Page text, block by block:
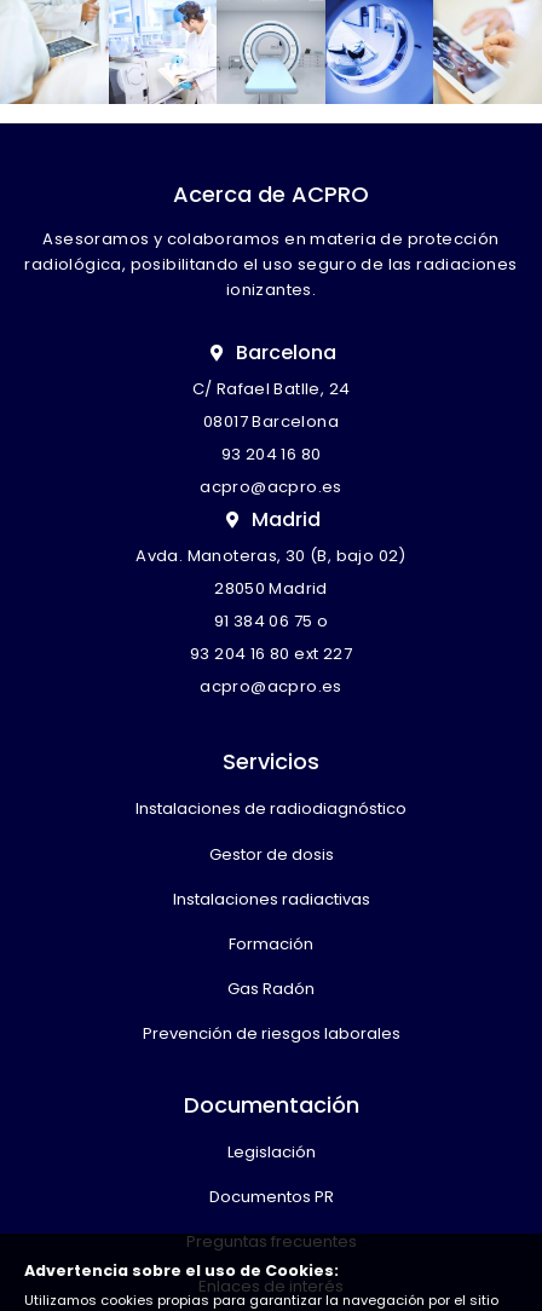
Acerca de ACPRO
Asesoramos y colaboramos en materia de protección
radiológica, posibilitando el uso seguro de las radiaciones
ionizantes.
Barcelona
C/ Rafael Batlle, 24
08017 Barcelona
93 204 16 80
acpro@acpro.es
Madrid
Avda. Manoteras, 30 (B, bajo 02)
28050 Madrid
91 384 06 75 o
93 204 16 80 ext 227
acpro@acpro.es
Servicios
Instalaciones de radiodiagnóstico
Gestor de dosis
Instalaciones radiactivas
Formación
Gas Radón
Prevención de riesgos laborales
Documentación
Legislación
Documentos PR
Preguntas frecuentes
Enlaces de interés
Advertencia sobre el uso de Cookies:
Utilizamos cookies propias para garantizar la navegación por el sitio